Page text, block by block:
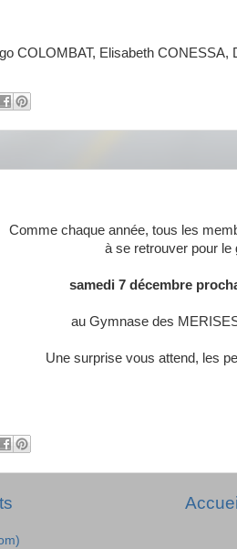
COLOMBAT, Elisabeth
Comme chaque année, tous les
à se retrouver pour le
samedi 7 décembre
au Gymnase des
Une surprise vous attend, les